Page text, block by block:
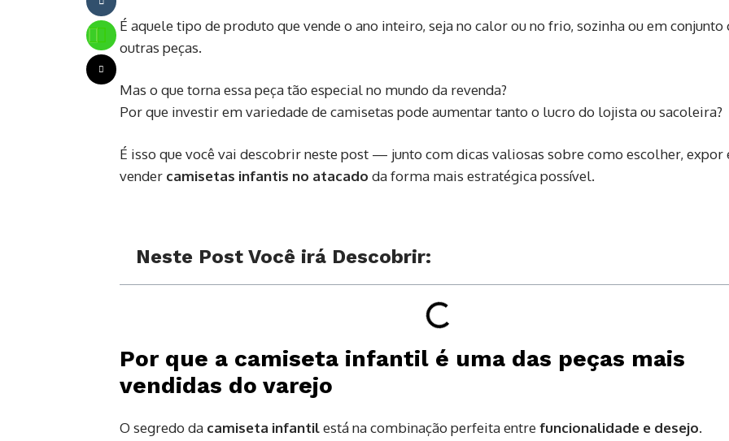
É aquele tipo de produto que vende o ano inteiro, seja no calor ou no frio, sozinha ou em conjunto
outras peças.
Mas o que torna essa peça tão especial no mundo da revenda?
Por que investir em variedade de camisetas pode aumentar tanto o lucro do lojista ou sacoleira?
É isso que você vai descobrir neste post — junto com dicas valiosas sobre como escolher, expor
vender camisetas infantis no atacado da forma mais estratégica possível.
Neste Post Você irá Descobrir:
Por que a camiseta infantil é uma das peças mais
vendidas do varejo
O segredo da camiseta infantilestá na combinação perfeita entre funcionalidade e desejo.